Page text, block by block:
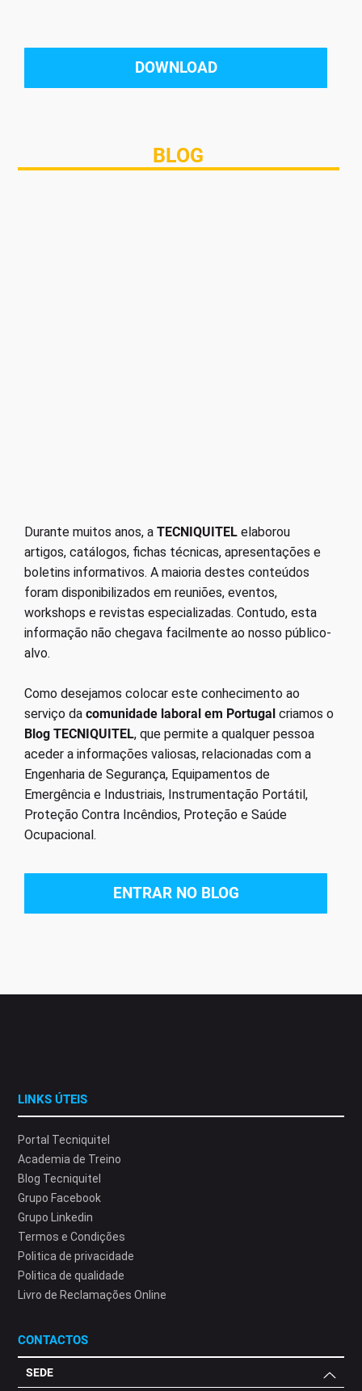
DOWNLOAD
BLOG
Durante muitos anos, aTECNIQUITEL elaborou
artigos, catálogos, fichas técnicas, apresentações e
boletins informativos. A maioria destes conteúdos
foram disponibilizados em reuniões, eventos,
workshops e revistas especializadas. Contudo, esta
informação não chegava facilmente ao nosso público-
alvo.
Como desejamos colocar este conhecimento ao
serviço dacomunidade laboral em Portugal criamos o
Blog TECNIQUITEL, que permite a qualquer pessoa
aceder a informações valiosas, relacionadas com a
Engenharia de Segurança, Equipamentos de
Emergência e Industriais, Instrumentação Portátil,
Proteção Contra Incêndios, Proteção e Saúde
Ocupacional.
ENTRAR NO BLOG
LINKS ÚTEIS
Portal Tecniquitel
Academia de Treino
Blog Tecniquitel
Grupo Facebook
Grupo Linkedin
Termos e Condições
Politica de privacidade
Politica de qualidade
Livro de Reclamações Online
CONTACTOS
SEDE